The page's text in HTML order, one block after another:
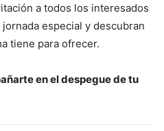
a todos los interesados
especial y descubran
tiene para ofrecer.
en el despegue de tu